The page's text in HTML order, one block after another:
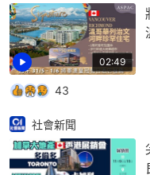
02:49
43
社會新聞